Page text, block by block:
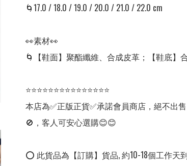
🌀17.0 / 18.0 / 19.0 / 20.0 / 21.0 / 22.0 cm
👀素材👀
🌀【鞋面】聚酯纖維、合成皮革；【鞋底】合
⭐⭐⭐⭐⭐⭐⭐⭐⭐⭐⭐⭐⭐⭐⭐
本店為✅正版正貨✅承諾會員商店，絕不出
🚫，客人可安心選購😊😊
⭕ 此貨品為【訂購】貨品, 約10-18個工作天到